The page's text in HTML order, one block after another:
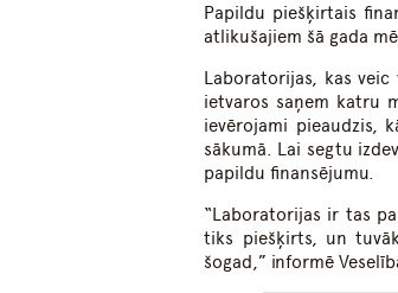
Papildu piešķirtais
atlikušajiem šā gada
Laboratorijas, kas
ietvaros saņem katru
ievērojami pieaudzis,
sākumā. Lai segtu
papildu finansējumu.
“Laboratorijas ir tas
tiks piešķirts, un
šogad,” informē